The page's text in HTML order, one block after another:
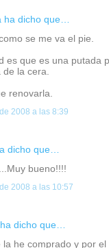
ha dicho que…
se me va el pie.
es que es una putada
la cera.
renovarla.
2008 a las 8:39
dicho que…
bueno!!!!
2008 a las 10:57
ha dicho que…
la he comprado y por el